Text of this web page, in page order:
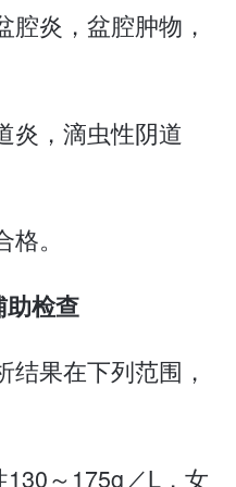
腔炎，盆腔肿物，
炎，滴虫性阴道
。
助检查
结果在下列范围，
130～175g／L，女